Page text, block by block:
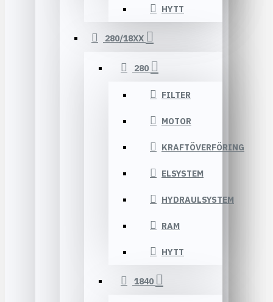
HYTT
280/18XX
280
FILTER
MOTOR
KRAFTÖVERFÖRING
ELSYSTEM
HYDRAULSYSTEM
RAM
HYTT
1840